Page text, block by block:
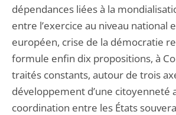
dépendances liées à la
entre l’exercice au niveau national
européen, crise de la démocratie
formule enfin dix propositions, à
traités constants, autour de trois
développement d’une citoyenneté
coordination entre les États